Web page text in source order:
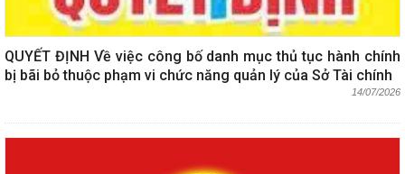
QUYẾT ĐỊNH Về việc công bố danh mục thủ tục hành chính
bị bãi bỏ thuộc phạm vi chức năng quản lý của Sở Tài chính
14/07/2026